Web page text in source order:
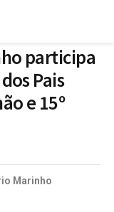
participa
Pais
e 15º
Marinho